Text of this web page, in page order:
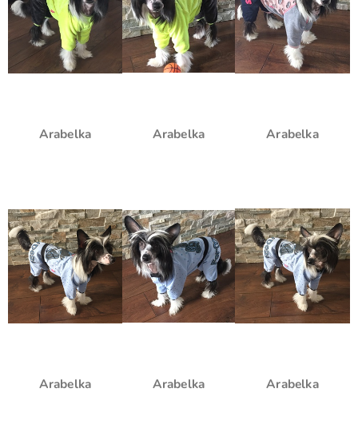
Arabelka Arabelka Arabelka
Arabelka Arabelka Arabelka